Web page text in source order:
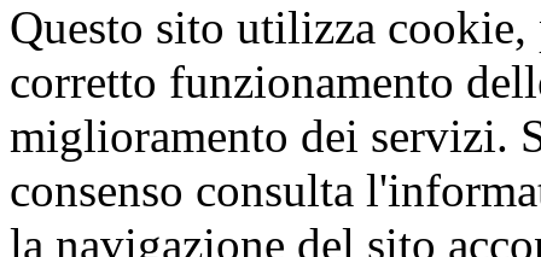
Questo sito utilizza
corretto funzionamento
miglioramento dei servizi.
consenso consulta
la navigazione del sito